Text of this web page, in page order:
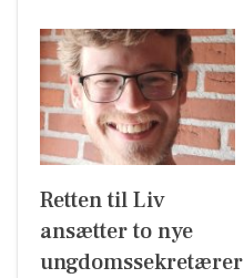
Retten til Liv
ansætter to nye
ungdomssekretærer